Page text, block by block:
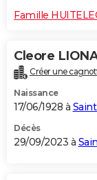
Famille
Cleore
Créer une
Naissance
17/06/1928 à
Décès
29/09/2023 à